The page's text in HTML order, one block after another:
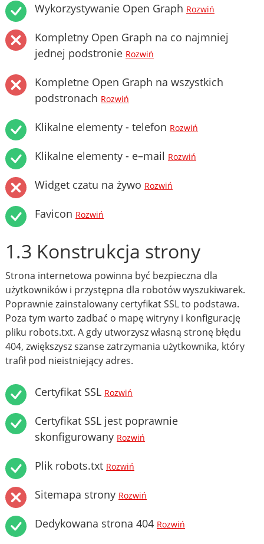
Wykorzystywanie Open Graph Rozwiń
Kompletny Open Graph na co najmniej
jednej podstronie Rozwiń
Kompletne Open Graph na wszystkich
podstronach Rozwiń
Klikalne elementy - telefon Rozwiń
Klikalne elementy - e–mail Rozwiń
Widget czatu na żywo Rozwiń
Favicon Rozwiń
1.3 Konstrukcja strony
Strona internetowa powinna być bezpieczna dla
użytkowników i przystępna dla robotów wyszukiwarek.
Poprawnie zainstalowany certyfikat SSL to podstawa.
Poza tym warto zadbać o mapę witryny i konfigurację
pliku robots.txt. A gdy utworzysz własną stronę błędu
404, zwiększysz szanse zatrzymania użytkownika, który
trafił pod nieistniejący adres.
Certyfikat SSL Rozwiń
Certyfikat SSL jest poprawnie
skonfigurowany Rozwiń
Plik robots.txt Rozwiń
Sitemapa strony Rozwiń
Dedykowana strona 404 Rozwiń